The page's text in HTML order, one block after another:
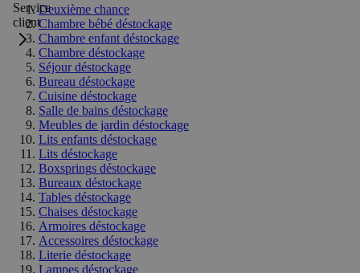
Service
client
Deuxième chance
Chambre bébé déstockage
Chambre enfant déstockage
Chambre déstockage
Séjour déstockage
Bureau déstockage
Cuisine déstockage
Salle de bains déstockage
Meubles de jardin déstockage
Lits enfants déstockage
Lits déstockage
Boxsprings déstockage
Bureaux déstockage
Tables déstockage
Chaises déstockage
Armoires déstockage
Accessoires déstockage
Literie déstockage
Lampes déstockage